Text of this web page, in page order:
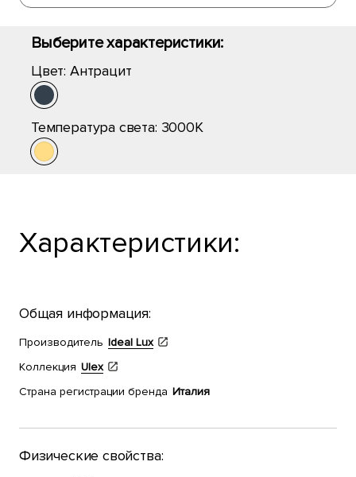
Выберите характеристики:
Цвет: Антрацит
Температура света: 3000K
Характеристики:
Общая информация:
Производитель Ideal Lux
Коллекция Ulex
Страна регистрации бренда Италия
Физические свойства: